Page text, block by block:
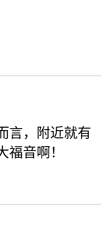
言，附近就有
福音啊！